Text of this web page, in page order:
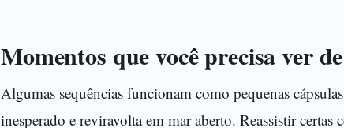
Momentos que você precisa ver
Algumas sequências funcionam como pequenas
inesperado e reviravolta em mar aberto. Reassistir certas